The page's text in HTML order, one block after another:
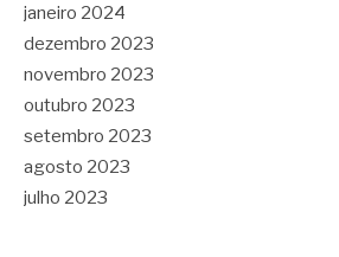
janeiro 2024
dezembro 2023
novembro 2023
outubro 2023
setembro 2023
agosto 2023
julho 2023